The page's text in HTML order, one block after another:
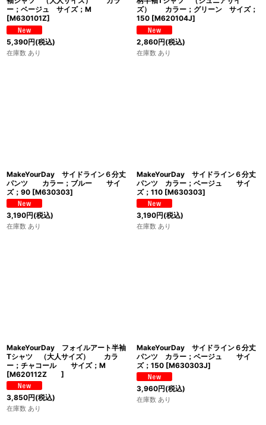
ー；ベージュ サイズ；M
[M630101Z]
5,390円(税込)
在庫数 あり
ズ） カラー；グリーン サイズ；
150 [M620104J]
2,860円(税込)
在庫数 あり
MakeYourDay サイドライン６分丈
パンツ カラー；ブルー サイ
ズ；90 [M630303]
3,190円(税込)
在庫数 あり
MakeYourDay サイドライン６分丈
パンツ カラー；ベージュ サイ
ズ；110 [M630303]
3,190円(税込)
在庫数 あり
MakeYourDay フォイルアート半袖
Tシャツ （大人サイズ） カラ
ー；チャコール サイズ；M
[M620112Z ]
3,850円(税込)
在庫数 あり
MakeYourDay サイドライン６分丈
パンツ カラー；ベージュ サイ
ズ；150 [M630303J]
3,960円(税込)
在庫数 あり